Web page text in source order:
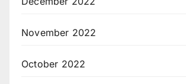
November 2022
October 2022